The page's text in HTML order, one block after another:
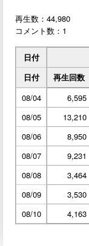
再生数：44,980
コメント数：1
日付
日付
再生回数
08/04
6,595
08/05
13,210
08/06
8,950
08/07
9,231
08/08
3,464
08/09
3,530
08/10
4,163